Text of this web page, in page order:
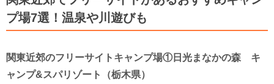
プ場7選！温泉や川遊びも
関東近郊のフリーサイトキャンプ場①日光まなかの森 キ
ャンプ&スパリゾート（栃木県）